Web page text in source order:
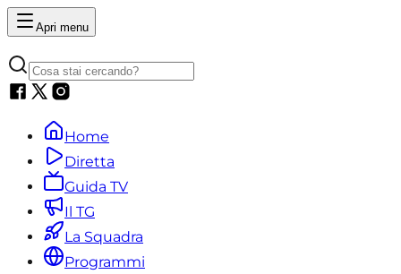
Apri menu
Home
Diretta
Guida TV
Il TG
La Squadra
Programmi